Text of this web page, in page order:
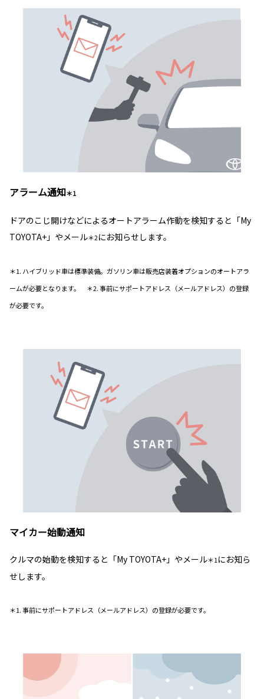
アラーム通知＊1
ドアのこじ開けなどによるオートアラーム作動を検知すると「My
TOYOTA+」やメール＊2にお知らせします。
＊1. ハイブリッド車は標準装備。ガソリン車は販売店装着オプションのオートアラ
ームが必要となります。 ＊2. 事前にサポートアドレス（メールアドレス）の登録
が必要です。
マイカー始動通知
クルマの始動を検知すると「My TOYOTA+」やメール＊1 にお知ら
せします。
＊1. 事前にサポートアドレス（メールアドレス）の登録が必要です。